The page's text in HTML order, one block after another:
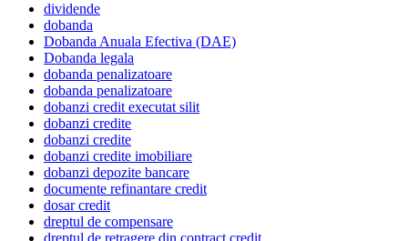
dividende
dobanda
Dobanda Anuala Efectiva (DAE)
Dobanda legala
dobanda penalizatoare
dobanda penalizatoare
dobanzi credit executat silit
dobanzi credite
dobanzi credite
dobanzi credite imobiliare
dobanzi depozite bancare
documente refinantare credit
dosar credit
dreptul de compensare
dreptul de retragere din contract credit